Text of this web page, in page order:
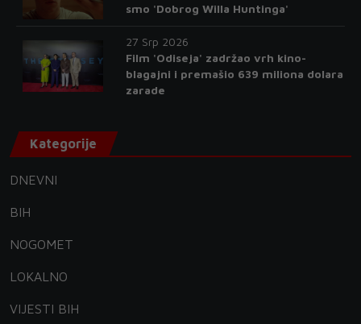
smo 'Dobrog Willa Huntinga'
27 Srp 2026
Film 'Odiseja' zadržao vrh kino-
blagajni i premašio 639 miliona dolara
zarade
Kategorije
DNEVNI
BIH
NOGOMET
LOKALNO
VIJESTI BIH